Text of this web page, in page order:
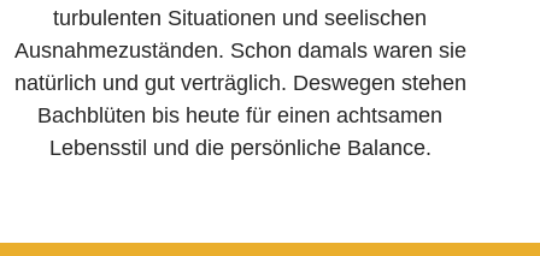
turbulenten Situationen und seelischen
Ausnahme­zuständen. Schon damals waren sie
natürlich und gut verträglich. Deswegen stehen
Bachblüten bis heute für einen achtsamen
Lebensstil und die persönliche Balance.